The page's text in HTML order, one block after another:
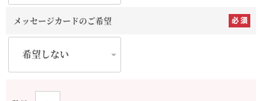
メッセージカードのご希望